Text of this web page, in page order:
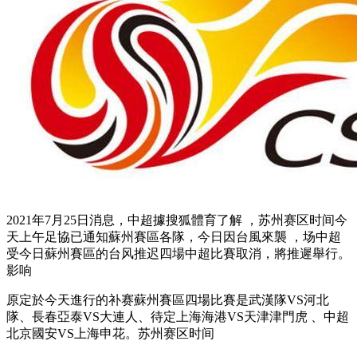
2021年7月25日消息 ，中超據搜狐體育了解  ，苏州赛区时间今
天上午足協已通知蘇州賽區各隊，今日 因台風來襲 ，场中超
受今日蘇州賽區的台风推迟四場中超比賽取消 ，將推遲舉行。
影响
原定於今天進行的补赛蘇州賽區四場比賽是武漢隊VS河北
隊、長春亞泰VS大連人 、待定上海海港VS天津津門虎 、中超
北京國安VS上海申花。苏州赛区时间